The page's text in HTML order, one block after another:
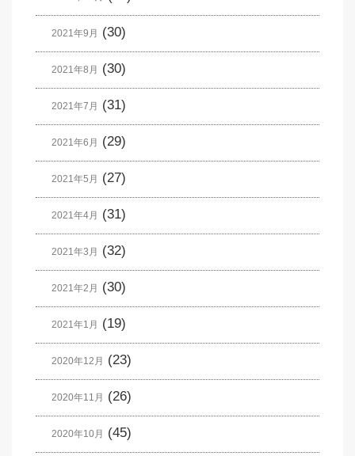
2021年9月 (30)
2021年8月 (30)
2021年7月 (31)
2021年6月 (29)
2021年5月 (27)
2021年4月 (31)
2021年3月 (32)
2021年2月 (30)
2021年1月 (19)
2020年12月 (23)
2020年11月 (26)
2020年10月 (45)